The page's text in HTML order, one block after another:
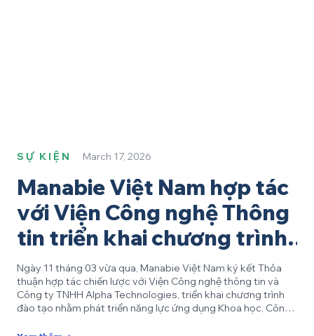
SỰ KIỆN March 17, 2026
Manabie Việt Nam hợp tác
với Viện Công nghệ Thông
tin triển khai chương trình
đào tạo STEM
Ngày 11 tháng 03 vừa qua, Manabie Việt Nam ký kết Thỏa
thuận hợp tác chiến lược với Viện Công nghệ thông tin và
Công ty TNHH Alpha Technologies, triển khai chương trình
đào tạo nhằm phát triển năng lực ứng dụng Khoa học, Công